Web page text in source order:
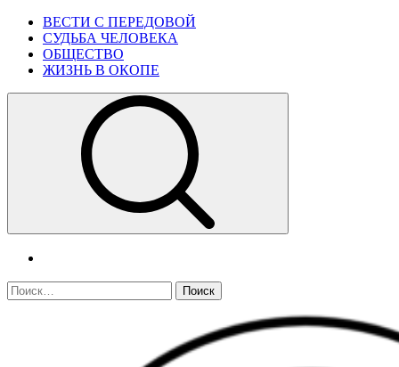
Skip
content
Primary
Menu
ВЕСТИ С ПЕРЕДОВОЙ
СУДЬБА ЧЕЛОВЕКА
ОБЩЕСТВО
ЖИЗНЬ В ОКОПЕ
Найти: